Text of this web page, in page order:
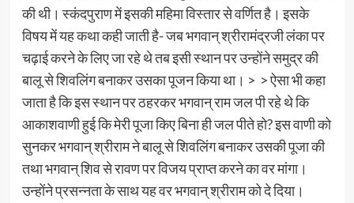
की थी। स्कंदपुराण में इसकी महिमा विस्तार से वर्णित है। इसके
विषय में यह कथा कही जाती है- जब भगवान्‌ श्रीरामंद्रजी लंका पर
चढ़ाई करने के लिए जा रहे थे तब इसी स्थान पर उन्होंने समुद्र की
बालू से शिवलिंग बनाकर उसका पूजन किया था। > > ऐसा भी कहा
जाता है कि इस स्थान पर ठहरकर भगवान्‌ राम जल पी रहे थे कि
आकाशवाणी हुई कि मेरी पूजा किए बिना ही जल पीते हो? इस वाणी को
सुनकर भगवान्‌ श्रीराम ने बालू से शिवलिंग बनाकर उसकी पूजा की
तथा भगवान्‌ शिव से रावण पर विजय प्राप्त करने का वर मांगा।
उन्होंने प्रसन्नता के साथ यह वर भगवान्‌ श्रीराम को दे दिया।